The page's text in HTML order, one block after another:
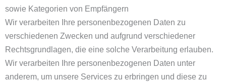
sowie Kategorien von Empfängern
Wir verarbeiten Ihre personenbezogenen Daten zu
verschiedenen Zwecken und aufgrund verschiedener
Rechtsgrundlagen, die eine solche Verarbeitung erlauben.
Wir verarbeiten Ihre personenbezogenen Daten unter
anderem, um unsere Services zu erbringen und diese zu